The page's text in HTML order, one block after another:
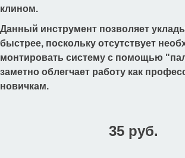
клином.
Данный инструмент позволяет
быстрее, поскольку отсутствует
монтировать систему с помощью
заметно облегчает работу как
новичкам.
35 руб.